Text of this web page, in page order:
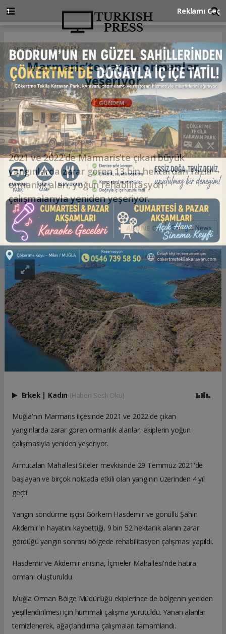
Anasayfa GÜNDEM
Marmaris’te yanan ormanlar
yeşeriyor
GÜNDEM
08.08.2025 - 16:05, Güncelleme: 08.08.2025 - 16:10
2021 ve 2022’de Marmaris’te çıkan büyük
yangınlarda zarar gören 13 bin hektardan fazla
ormanlık alan, yoğun rehabilitasyon
çalışmalarıyla yeniden yeşeriyor.
ABONE OL
Erkek | Kadın (Haberi Sesli Oku)
Muğla'nın Marmaris ilçesinde 2021 ve 2022'de çıkan
yangınlarda zarar gören ormanlık alanlar, ekiplerin yoğun
çalışmasıyla yeniden yeşeriyor.
Armutalan Mahallesi Siteler mevkisinde 29 Temmuz 2021'de
başlayan ve birçok noktada etkili olan yangının üzerinden 4 yıl
geçti.
Yangın söndürme işçisi Görkem Hasdemir ve gönüllü Şahin
Akdemir'in hayatını kaybettiği, 9 bin 52 hektarlık alanın zarar
gördüğü yangın sonrası bölgede rehabilitasyon çalışması yapıldı.
Hasdemir ve Akdemir anısına, İçmeler Mahallesi'nde hatıra
ormanı oluşturuldu.
Muğla Orman Bölge Müdürlüğü ekiplerince de bölgenin yeniden
yeşillendirilmesi için hummalı çalışma yürütüldü. Yanan alanlar
temizlenerek, ağaçlandırma çalışmaları tamamlandı.